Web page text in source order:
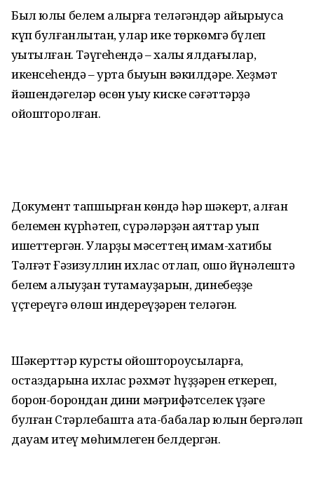
Был юлы белем алырға теләгәндәр айырыуса
күп булғанлыҡтан, улар ике төркөмгә бүлеп
уҡытылған. Тәүгеһендә – хаҡлы ялдағылар,
икенсеһендә – урта быуын вәкилдәре. Хеҙмәт
йәшендәгеләр өсөн уҡыу киске сәғәттәрҙә
ойошторолған.
Документ тапшырған көндә һәр шә­керт, алған
белемен күрһәтеп, сүрәләр­ҙән аяттар уҡып
ишеттергән. Уларҙы мә­сет­тең имам-хатибы
Тәлғәт Ғәзи­зул­лин ихлас ҡотлап, ошо йүнәлештә
белем алыуҙан туҡтамауҙарын, динебеҙҙе
үҫтереүгә өлөш индереүҙәрен теләгән.
Шәкерттәр курсты ойоштороусыларға,
остаздарына ихлас рәхмәт һүҙҙәрен еткереп,
борон-борондан дини мәғри­фәтселек үҙәге
булған Стәрлебашта ата-бабалар юлын бергәләп
дауам итеү мөһимлеген белдергән.